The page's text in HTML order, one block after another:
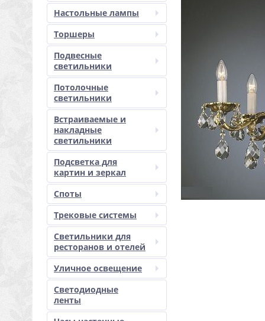
Настольные лампы
Торшеры
Подвесные
светильники
Потолочные
светильники
Встраиваемые и
накладные
светильники
Подсветка для
картин и зеркал
Споты
Трековые системы
Светильники для
ресторанов и отелей
Уличное освещение
Светодиодные
ленты